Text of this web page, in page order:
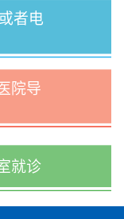
者电
院导
就诊